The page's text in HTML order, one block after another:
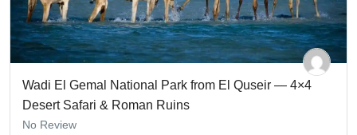
Wadi El Gemal National Park from El Quseir — 4×4
Desert Safari & Roman Ruins
No Review